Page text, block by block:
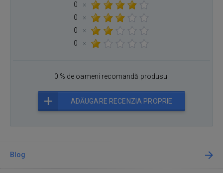
0
×
0
×
0
×
0
×
0 % de oameni recomandă produsul
ADĂUGARE RECENZIA PROPRIE
Blog